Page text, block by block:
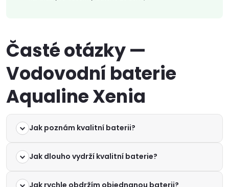
Časté otázky —
Vodovodní baterie
Aqualine Xenia
Jak poznám kvalitní baterii?
Jak dlouho vydrží kvalitní baterie?